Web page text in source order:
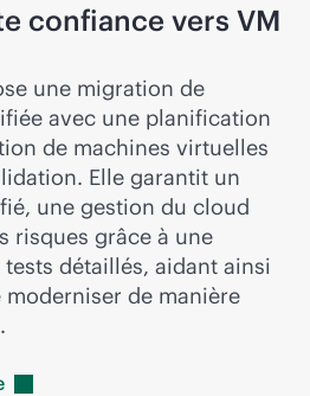
confiance vers VM
une migration de
avec une planification
de machines virtuelles
Elle garantit un
une gestion du cloud
risques grâce à une
détaillés, aidant ainsi
moderniser de manière